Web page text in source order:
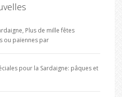
Plus de mille fêtes
ou païennes par
pour la Sardaigne: pâques et